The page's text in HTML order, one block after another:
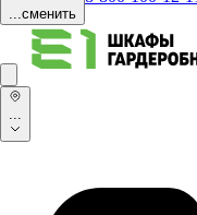
...сменить
...